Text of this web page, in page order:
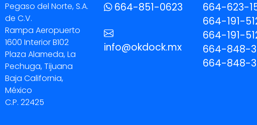
Pegaso del Norte, S.A.
de C.V.
Rampa Aeropuerto
1600 Interior B102
Plaza Alameda, La
Pechuga, Tijuana
Baja California,
México
C.P. 22425
664-851-0623
info@okdock.mx
664-623-
664-191-
664-191-
664-848-
664-848-